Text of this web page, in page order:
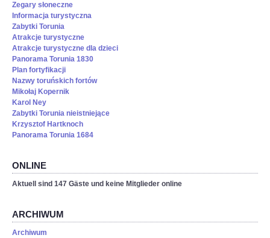
Zegary słoneczne
Informacja turystyczna
Zabytki Torunia
Atrakcje turystyczne
Atrakcje turystyczne dla dzieci
Panorama Torunia 1830
Plan fortyfikacji
Nazwy toruńskich fortów
Mikołaj Kopernik
Karol Ney
Zabytki Torunia nieistniejące
Krzysztof Hartknoch
Panorama Torunia 1684
ONLINE
Aktuell sind 147 Gäste und keine Mitglieder online
ARCHIWUM
Archiwum